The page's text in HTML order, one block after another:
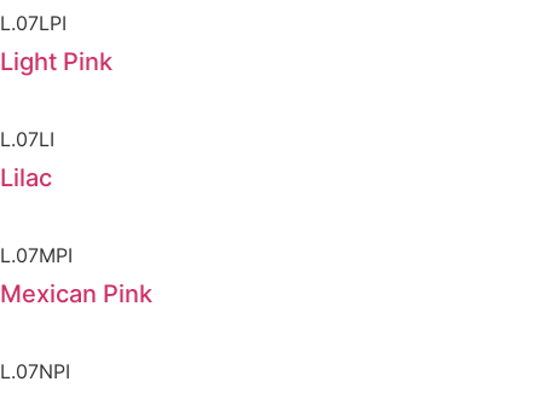
L.07LPI
Light Pink
L.07LI
Lilac
L.07MPI
Mexican Pink
L.07NPI